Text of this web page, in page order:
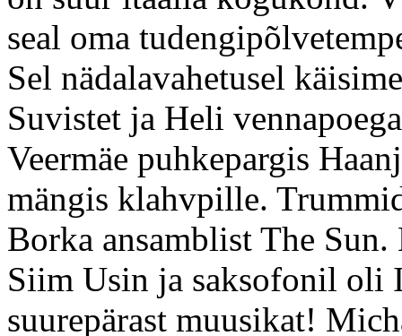
seal oma
Sel nädalavahetusel
Suvistet ja Heli
Veermäe puhkepargis
mängis klahvpille.
Borka ansamblist The
Siim Usin ja saksofonil oli
suurepärast muusikat!